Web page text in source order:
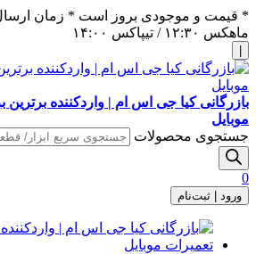
* قیمت و موجودی بروز است * زمان
ماهکس ١٢:٣٠ / تیپاکس ١۴:٠٠
بازرگانی کیا جی اس ام | واردکننده برترین
موبایل
جستجوی محصولات
0
ورود | ثبت‌نام